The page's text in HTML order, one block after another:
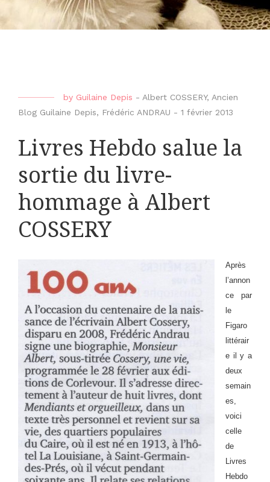
by Guilaine Depis - Albert COSSERY, Ancien
Blog Guilaine Depis, Frédéric ANDRAU - 1 février 2013
Livres Hebdo salue la
sortie du livre-
hommage à Albert
COSSERY
Après
l’annon
ce par
le
Figaro
littérair
e il y a
deux
semain
es,
voici
celle
de
Livres
Hebdo